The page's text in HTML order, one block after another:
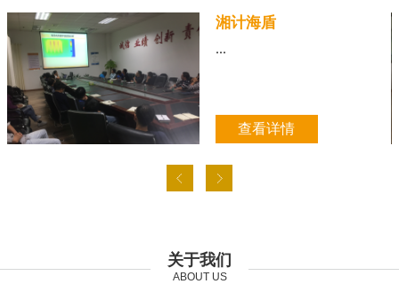
湘计海盾
...
查看详情
关于我们
ABOUT US